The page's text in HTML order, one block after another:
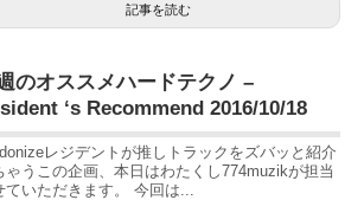
記事を読む
のオススメハードテクノ –
‘s Recommend 2016/10/18
レジデントが推しトラックをズバッと紹介
ゃうこの企画、本日はわたくし774muzikが担当
ていただきます。 今回は...